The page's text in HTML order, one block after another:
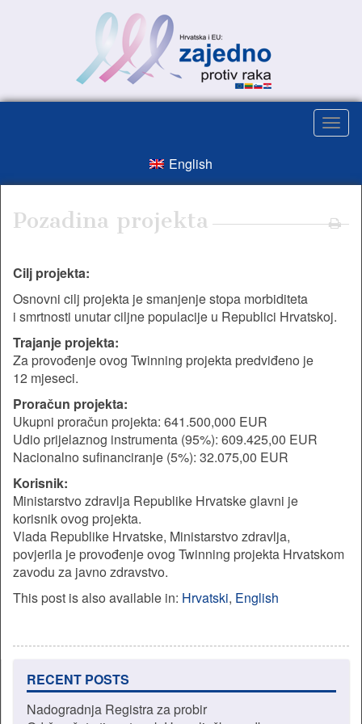
English
Pozadina projekta
Cilj projekta:
Osnovni cilj projekta je smanjenje stopa morbiditeta
i smrtnosti unutar ciljne populacije u Republici Hrvatskoj.
Trajanje projekta:
Za provođenje ovog Twinning projekta predviđeno je
12 mjeseci.
Proračun projekta:
Ukupni proračun projekta: 641.500,000 EUR
Udio prijelaznog instrumenta (95%): 609.425,00 EUR
Nacionalno sufinanciranje (5%): 32.075,00 EUR
Korisnik:
Ministarstvo zdravlja Republike Hrvatske glavni je
korisnik ovog projekta.
Vlada Republike Hrvatske, Ministarstvo zdravlja,
povjerila je provođenje ovog Twinning projekta Hrvatskom
zavodu za javno zdravstvo.
This post is also available in: Hrvatski English
RECENT POSTS
Nadogradnja Registra za probir